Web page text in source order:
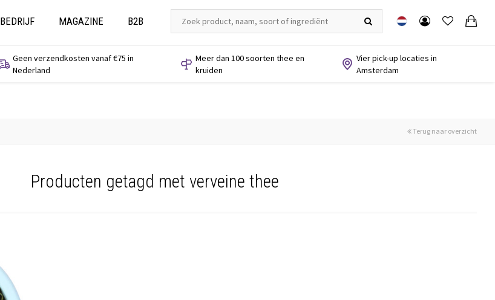
BEDRIJF MAGAZINE B2B
Geen verzendkosten vanaf €75 in
Nederland
Meer dan 100 soorten thee en
kruiden
Vier pick-up locaties in
Amsterdam
Terug naar overzicht
Producten getagd met verveine thee